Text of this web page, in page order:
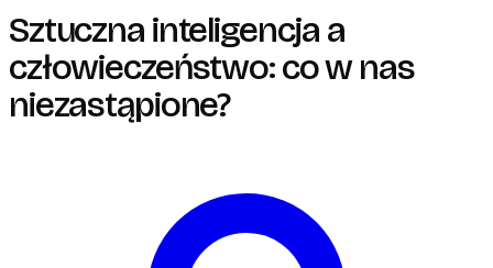
Sztuczna inteligencja a
człowieczeństwo: co w nas
niezastąpione?